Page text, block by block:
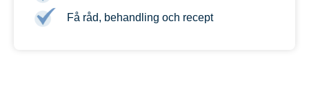
Få råd, behandling och recept